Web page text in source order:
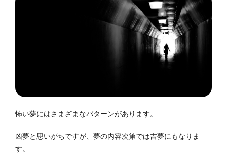
怖い夢にはさまざまなパターンがあります。
凶夢と思いがちですが、夢の内容次第では吉夢にもなりま
す。